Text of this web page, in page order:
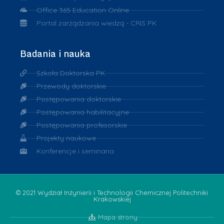
Office 365 Education Online
Portal zarządzania wiedzą - CRIS PK
Badania i nauka
Szkoła Doktorska PK
Przewody doktorskie
Postępowania doktorskie
Postępowania habilitacyjne
Postępowania profesorskie
Projekty naukowe
Konferencje i seminaria
© 2021 Wydział Inżynierii i Technologii Chemicznej Politechniki
Krakowskiej
Mapa strony